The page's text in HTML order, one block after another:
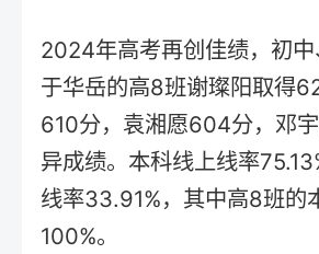
2024年高考再创佳绩，初
于华岳的高8班谢璨阳取得
610分，袁湘愿604分，邓
异成绩。本科线上线率
线率33.91%，其中高8班的
100%。